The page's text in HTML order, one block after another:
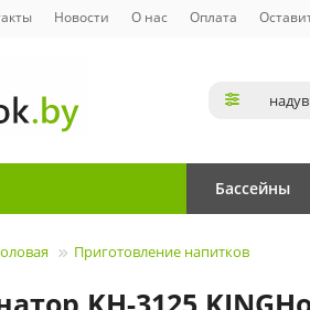
Новости О нас Оплата
Бассейны
Приготовление напитков